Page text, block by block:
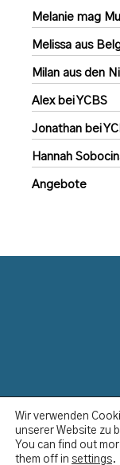
Melanie mag
Melissa aus
Milan aus den
Alex bei YCBS
Jonathan bei
Hannah
Angebote
Wir verwenden
unserer Website zu
You can find out
them off in settings.